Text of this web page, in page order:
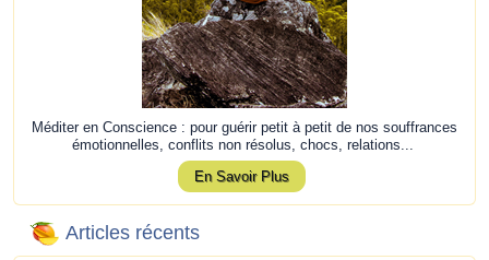
Méditer en Conscience : pour guérir petit à petit de nos souffrances
émotionnelles, conflits non résolus, chocs, relations...
En Savoir Plus
Articles récents